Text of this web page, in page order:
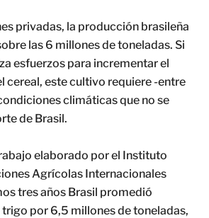
privadas, la producción brasileña
las 6 millones de toneladas. Si
esfuerzos para incrementar el
cereal, este cultivo requiere -entre
climáticas que no se
de Brasil.
elaborado por el Instituto
Agrícolas Internacionales
tres años Brasil promedió
por 6,5 millones de toneladas,